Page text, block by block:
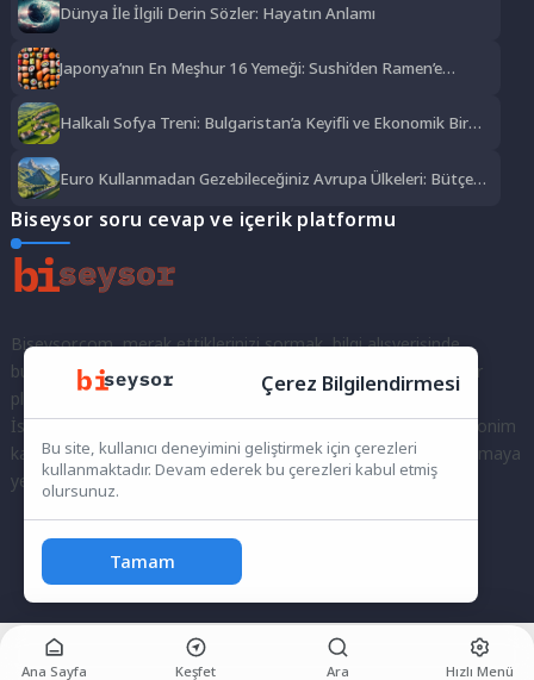
Dünya İle İlgili Derin Sözler: Hayatın Anlamı
Japonya’nın En Meşhur 16 Yemeği: Sushi’den Ramen’e
Halkalı Sofya Treni: Bulgaristan’a Keyifli ve Ekonomik Bir
Euro Kullanmadan Gezebileceğiniz Avrupa Ülkeleri: Bütçe
Biseysor soru cevap ve içerik platformu
Biseysor.com, merak ettiklerinizi sormak, bilgi alışverişinde
bulunmak ve fikirlerinizi paylaşmak için bir araya geldiğimiz bir
platformdur.
İster kayıtlı bir kullanıcı olarak topluluğumuza katılın, ister anonim
kalarak sorularınızı yöneltin; burada her türlü soruya ve tartışmaya
yer var. Bilgiyi keşfetmek ve paylaşmak için bize katılın!
Ana Sayfa Keşfet Ara Hızlı Menü
Çerez Bilgilendirmesi
Bu site, kullanıcı deneyimini geliştirmek için çerezleri
kullanmaktadır. Devam ederek bu çerezleri kabul etmiş
olursunuz.
Tamam